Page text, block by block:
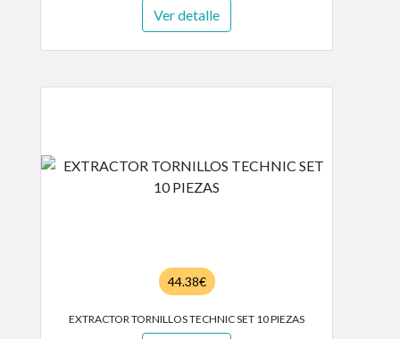
Ver detalle
44.38€
EXTRACTOR TORNILLOS TECHNIC SET 10 PIEZAS